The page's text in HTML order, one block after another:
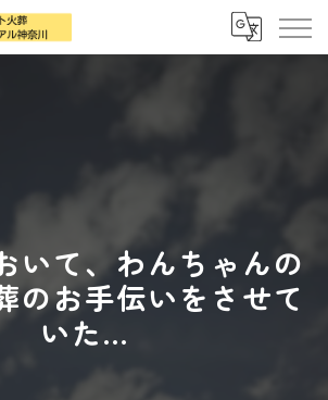
いて、わんちゃんの
のお手伝いをさせて
いた...